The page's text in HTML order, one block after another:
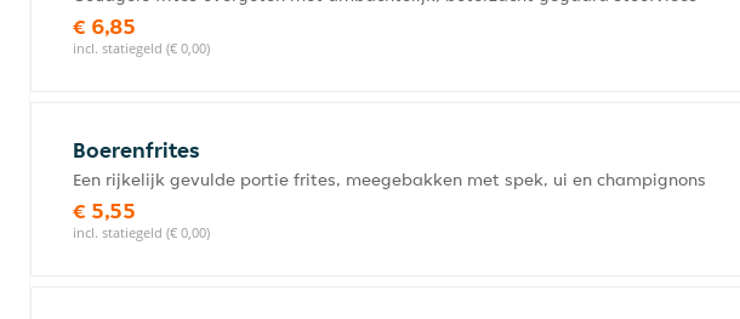
€ 6,85
incl. statiegeld (€ 0,00)
Boerenfrites
Een rijkelijk gevulde portie frites, meegebakken met spek, ui en champignons
€ 5,55
incl. statiegeld (€ 0,00)